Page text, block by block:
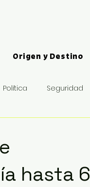
Origen y Destino
Política Seguridad
hasta 6